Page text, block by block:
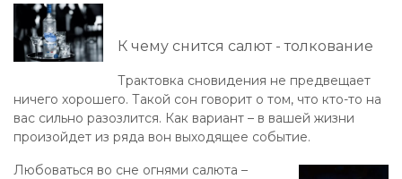
К чему снится салют - толкование
Трактовка сновидения не предвещает
ничего хорошего. Такой сон говорит о том, что кто-то на
вас сильно разозлится. Как вариант – в вашей жизни
произойдет из ряда вон выходящее событие.
Любоваться во сне огнями салюта –